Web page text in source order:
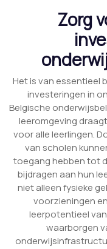
Zorg
Het is van essentieel
investeringen in
Belgische
leeromgeving
voor alle leerlingen.
van scholen
toegang hebben tot
bijdragen aan hun
niet alleen fysieke
voorzieningen
leerpotentieel
waarborgen